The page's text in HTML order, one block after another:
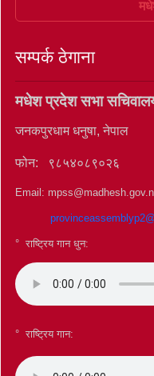
सम्पर्क ठेगाना
मधेश प्रदेश सभा
जनकपुरधाम धनुषा, नेपाल
फोन: ९८५४०८९०२६
Email:
° राष्ट्रिय गान धुन:
° राष्ट्रिय गान: